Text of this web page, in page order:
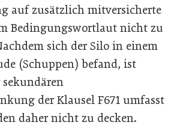
auf zusätzlich mitversicherte
Bedingungswortlaut nicht zu
sich der Silo in einem
(Schuppen) befand, ist
sekundären
der Klausel F671 umfasst
daher nicht zu decken.